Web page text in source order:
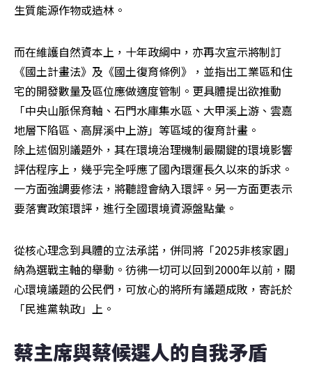
生質能源作物或造林。
而在維護自然資本上，十年政綱中，亦再次宣示將制訂
《國土計畫法》及《國土復育條例》，並指出工業區和住
宅的開發數量及區位應做適度管制。更具體提出欲推動
「中央山脈保育軸、石門水庫集水區、大甲溪上游、雲嘉
地層下陷區、高屏溪中上游」等區域的復育計畫。
除上述個別議題外，其在環境治理機制最關鍵的環境影響
評估程序上，幾乎完全呼應了國內環運長久以來的訴求。
一方面強調要修法，將聽證會納入環評。另一方面更表示
要落實政策環評，進行全國環境資源盤點彙。
從核心理念到具體的立法承諾，併同將「2025非核家園」
納為選戰主軸的舉動。彷彿一切可以回到2000年以前，關
心環境議題的公民們，可放心的將所有議題成敗，寄託於
「民進黨執政」上。
蔡主席與蔡候選人的自我矛盾